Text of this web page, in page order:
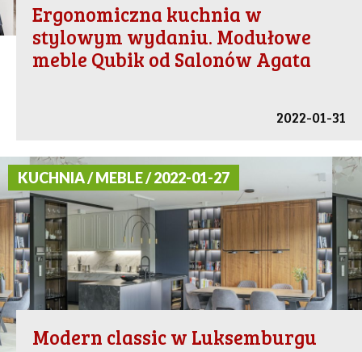
Ergonomiczna kuchnia w
stylowym wydaniu. Modułowe
meble Qubik od Salonów Agata
2022-01-31
KUCHNIA / MEBLE / 2022-01-27
Modern classic w Luksemburgu